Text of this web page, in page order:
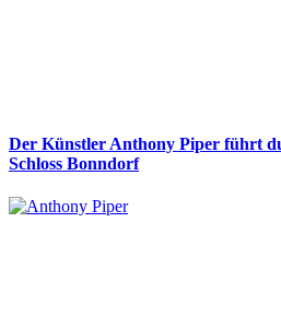
Der Künstler Anthony Piper führt
Schloss Bonndorf